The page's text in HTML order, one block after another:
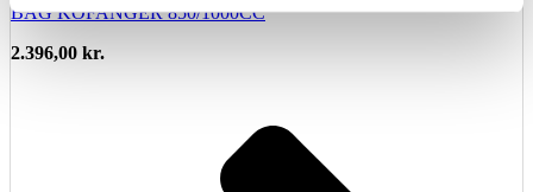
BAG KOFANGER 850/1000CC
2.396,00 kr.